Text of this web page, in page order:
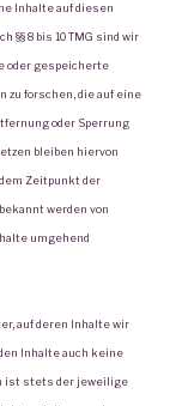
Inhalte auf diesen
§§ 8 bis 10 TMG sind wir
oder gespeicherte
zu forschen, die auf eine
oder Sperrung
bleiben hiervon
Zeitpunkt der
werden von
umgehend
auf deren Inhalte wir
Inhalte auch keine
ist stets der jeweilige